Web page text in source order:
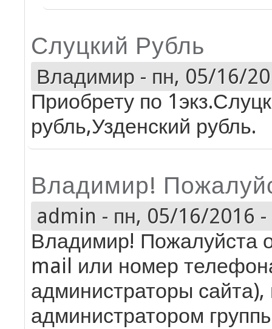
Слуцкий Рубль
Владимир - пн, 05/16/
Приобрету по
рубль,Узденский рубль.
Владимир!
admin - пн, 05/16/2016 -
Владимир! Пожалуйста
mail или номер
администраторы сайта),
администратором